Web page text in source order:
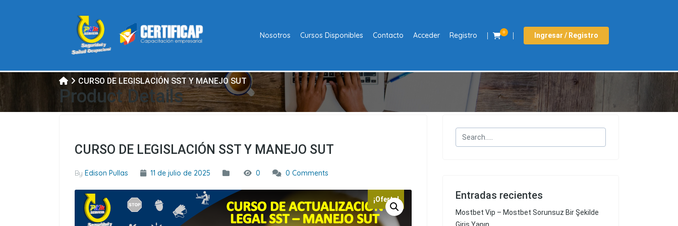
Nosotros Cursos Disponibles Contacto Acceder Registro 0 Ingresar / Registro
CURSO DE LEGISLACIÓN SST Y MANEJO SUT
Product Details
CURSO DE LEGISLACIÓN SST Y MANEJO SUT
By Edison Pullas 11 de julio de 2025 0 0 Comments
¡Oferta! Entradas recientes
Mostbet Vip – Mostbet Sorunsuz Bir Şekilde